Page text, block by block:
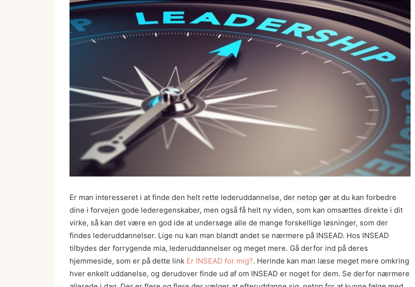
Er man interesseret i at finde den helt rette lederuddannelse, der netop gør at du kan forbedre
dine i forvejen gode lederegenskaber, men også få helt ny viden, som kan omsættes direkte i dit
virke, så kan det være en god ide at undersøge alle de mange forskellige løsninger, som der
findes lederuddannelser. Lige nu kan man blandt andet se nærmere på INSEAD. Hos INSEAD
tilbydes der forrygende mia, lederuddannelser og meget mere. Gå derfor ind på deres
hjemmeside, som er på dette link Er INSEAD for mig?. Herinde kan man læse meget mere omkring
hver enkelt uddanelse, og derudover finde ud af om INSEAD er noget for dem. Se derfor nærmere